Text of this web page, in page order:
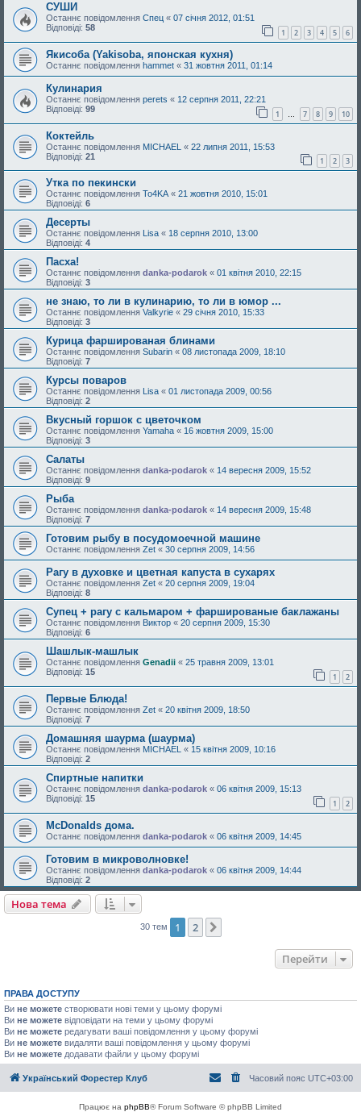
СУШИ
Останнє повідомлення Спец « 07 січня 2012, 01:51
Відповіді: 58 1 2 3 4 5 6
Якисоба (Yakisoba, японская кухня)
Останнє повідомлення hammet « 31 жовтня 2011, 01:14
Кулинария
Останнє повідомлення perets « 12 серпня 2011, 22:21
Відповіді: 99 1 … 7 8 9 10
Коктейль
Останнє повідомлення MICHAEL « 22 липня 2011, 15:53
Відповіді: 21 1 2 3
Утка по пекински
Останнє повідомлення To4KA « 21 жовтня 2010, 15:01
Відповіді: 6
Десерты
Останнє повідомлення Lisa « 18 серпня 2010, 13:00
Відповіді: 4
Пасха!
Останнє повідомлення danka-podarok « 01 квітня 2010, 22:15
Відповіді: 3
не знаю, то ли в кулинарию, то ли в юмор ...
Останнє повідомлення Valkyrie « 29 січня 2010, 15:33
Відповіді: 3
Курица фаршированая блинами
Останнє повідомлення Subarin « 08 листопада 2009, 18:10
Відповіді: 7
Курсы поваров
Останнє повідомлення Lisa « 01 листопада 2009, 00:56
Відповіді: 2
Вкусный горшок с цветочком
Останнє повідомлення Yamaha « 16 жовтня 2009, 15:00
Відповіді: 3
Салаты
Останнє повідомлення danka-podarok « 14 вересня 2009, 15:52
Відповіді: 9
Рыба
Останнє повідомлення danka-podarok « 14 вересня 2009, 15:48
Відповіді: 7
Готовим рыбу в посудомоечной машине
Останнє повідомлення Zet « 30 серпня 2009, 14:56
Рагу в духовке и цветная капуста в сухарях
Останнє повідомлення Zet « 20 серпня 2009, 19:04
Відповіді: 8
Супец + рагу с кальмаром + фаршированые баклажаны
Останнє повідомлення Виктор « 20 серпня 2009, 15:30
Відповіді: 6
Шашлык-машлык
Останнє повідомлення Genadii « 25 травня 2009, 13:01
Відповіді: 15 1 2
Первые Блюда!
Останнє повідомлення Zet « 20 квітня 2009, 18:50
Відповіді: 7
Домашняя шаурма (шаурма)
Останнє повідомлення MICHAEL « 15 квітня 2009, 10:16
Відповіді: 2
Спиртные напитки
Останнє повідомлення danka-podarok « 06 квітня 2009, 15:13
Відповіді: 15 1 2
McDonalds дома.
Останнє повідомлення danka-podarok « 06 квітня 2009, 14:45
Готовим в микроволновке!
Останнє повідомлення danka-podarok « 06 квітня 2009, 14:44
Відповіді: 2
Нова тема
30 тем 1 2
Перейти
ПРАВА ДОСТУПУ
Ви не можете створювати нові теми у цьому форумі
Ви не можете відповідати на теми у цьому форумі
Ви не можете редагувати ваші повідомлення у цьому форумі
Ви не можете видаляти ваші повідомлення у цьому форумі
Ви не можете додавати файли у цьому форумі
Український Форестер Клуб Часовий пояс UTC+03:00
Працює на phpBB® Forum Software © phpBB Limited